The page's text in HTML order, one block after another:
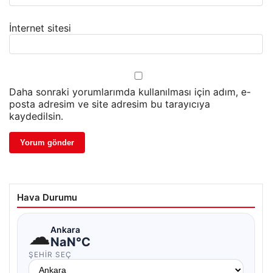
İnternet sitesi
Daha sonraki yorumlarımda kullanılması için adım, e-
posta adresim ve site adresim bu tarayıcıya
kaydedilsin.
Hava Durumu
☁Ankara
NaN°C
ŞEHIR SEÇ